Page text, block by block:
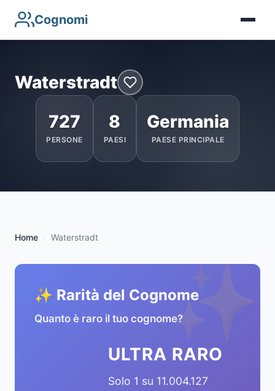
Cognomi
Waterstradt
727
PERSONE
8
PAESI
Germania
PAESE PRINCIPALE
Home Waterstradt
✨
✨ Rarità del Cognome
Quanto è raro il tuo cognome?
ULTRA RARO
Solo 1 su 11.004.127